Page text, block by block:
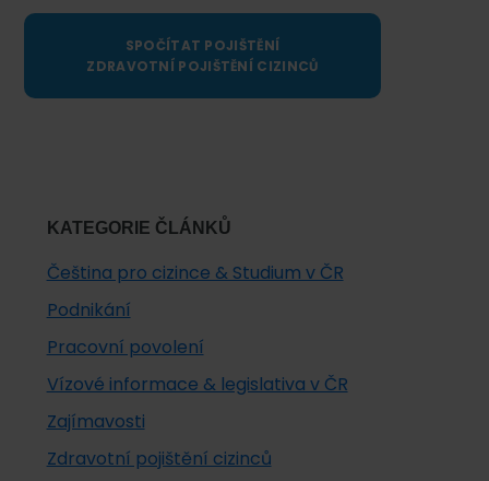
SPOČÍTAT POJIŠTĚNÍ
ZDRAVOTNÍ POJIŠTĚNÍ CIZINCŮ
KATEGORIE ČLÁNKŮ
Čeština pro cizince & Studium v ČR
Podnikání
Pracovní povolení
Vízové informace & legislativa v ČR
Zajímavosti
Zdravotní pojištění cizinců